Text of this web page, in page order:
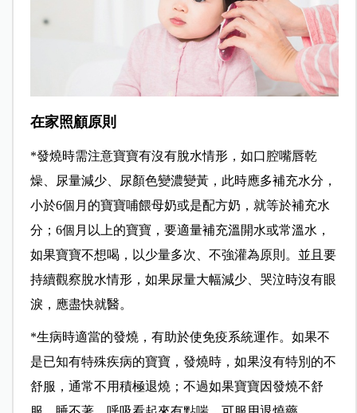
在家照顧原則
*發燒時需注意寶寶有沒有脫水情形，如口腔嘴唇乾
燥、尿量減少、尿顏色變濃變黃，此時應多補充水分，
小於6個月的寶寶哺餵母奶或是配方奶，就等於補充水
分；6個月以上的寶寶，要適量補充溫開水或常溫水，
如果寶寶不想喝，以少量多次、不強灌為原則。並且要
持續觀察脫水情形，如果尿量大幅減少、哭泣時沒有眼
淚，應盡快就醫。
*生病時適當的發燒，有助於使免疫系統運作。如果不
是已知有特殊疾病的寶寶，發燒時，如果沒有特別的不
舒服，通常不用積極退燒；不過如果寶寶因發燒不舒